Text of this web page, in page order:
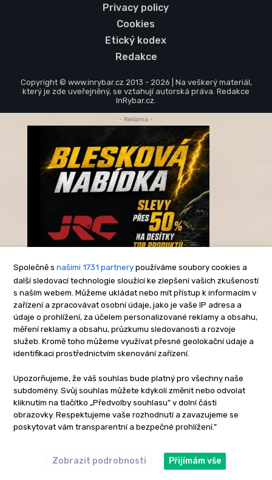
Privacy policy
Cookies
Etický kodex
Redakce
Copyright © www.inrybar.cz 2013 - 2026 | Na veškerý materiál,
který je zde uveřejněný, se vztahují autorská práva. Redakce
InRybar.cz.
Společně s našimi 1731 partnery používáme soubory cookies a
další sledovací technologie sloužící ke zlepšení vašich zkušeností
s naším webem. Můžeme ukládat nebo mít přístup k informacím v
zařízení a zpracovávat osobní údaje, jako je vaše IP adresa a
údaje o prohlížení, za účelem personalizované reklamy a obsahu,
měření reklamy a obsahu, průzkumu sledovanosti a rozvoje
služeb. Kromě toho můžeme využívat přesné geolokační údaje a
identifikaci prostřednictvím skenování zařízení.
Upozorňujeme, že váš souhlas bude platný pro všechny naše
subdomény. Svůj souhlas můžete kdykoli změnit nebo odvolat
kliknutím na tlačítko „Předvolby souhlasu” v dolní části
obrazovky. Respektujeme vaše rozhodnutí a zavazujeme se
poskytovat vám transparentní a bezpečné prohlížení.”
Zobrazit podrobnosti Přijímám vše
- Reklama -
-Reklama-